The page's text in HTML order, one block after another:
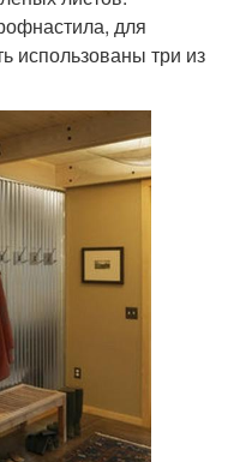
для
использованы три из